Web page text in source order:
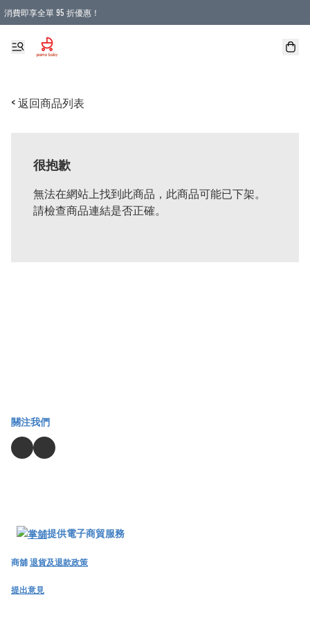
消費即享全單 95 折優惠！
購物滿 HKD 900.00即享免運費優惠！（適用於 本地送貨、本地取貨 )
< 返回商品列表
很抱歉
無法在網站上找到此商品，此商品可能已下架。
請檢查商品連結是否正確。
關注我們
提供電子商貿服務
商舖退貨及退款政策
提出意見